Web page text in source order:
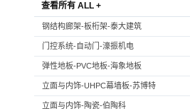
查看所有 ALL +
钢结构廊架-板桁架-泰大建筑
门控系统-自动门-濠振机电
弹性地板-PVC地板-海象地板
立面与内饰-UHPC幕墙板-苏博特
立面与内饰-陶瓷-伯陶科